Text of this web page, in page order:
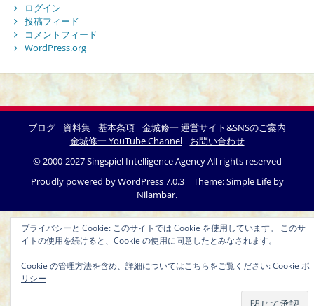
ログイン
投稿フィード
コメントフィード
WordPress.org
ブログ 資料集 基本条項
金城修一 運営サイト&SNSのご案内
金城修一 YouTube Channel
お問い合わせ
© 2000-2027 Singspiel Intelligence Agency All rights reserved
Proudly powered by WordPress 7.0.3 | Theme: Simple Life by
Nilambar.
プライバシーと Cookie: このサイトでは Cookie を使用しています。 このサ
イトの使用を続けると、Cookie の使用に同意したとみなされます。
Cookie の管理方法を含め、詳細についてはこちらをご覧ください:Cookie ポ
リシー